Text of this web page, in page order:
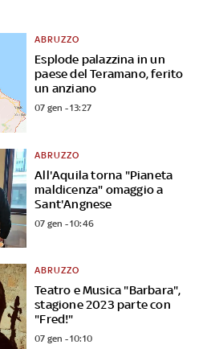
Esplode palazzina in un
paese del Teramano, ferito
un anziano
ABRUZZO
07 gen - 13:27
All'Aquila torna "Pianeta
maldicenza" omaggio a
Sant'Angnese
ABRUZZO
07 gen - 10:46
Teatro e Musica "Barbara",
stagione 2023 parte con
"Fred!"
ABRUZZO
07 gen - 10:10